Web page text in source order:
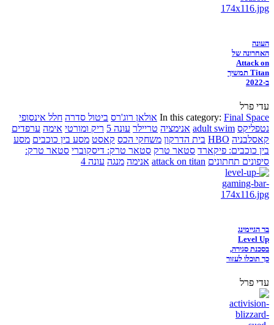
העונה
האחרונה של
Attack on
Titan תמשיך
ב-2022
עדי פרל
In this category: Final Space אולאן רוג'רס ביטול סדרה חלל אינסופי
נטפליקס adult swim אנימציה טריילר עונה 5 ריק ומורטי אימה ערפדים
קאסלבניה HBO בית הדרקון משחקי הכס קאסט מסע בין כוכבים מסע
בין כוכבים: פיקארד סטאר טרק סטאר טרק: דיסקוברי סטאר טרק:
סיפונים תחתונים attack on titan אנימה מנגה עונה 4
בר הגיימינג
Level Up
בסכנת סגירה,
כך תוכלו לעזור
עדי פרל